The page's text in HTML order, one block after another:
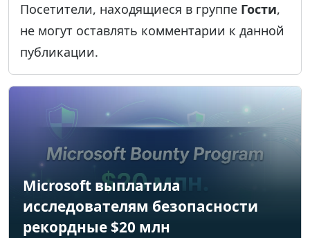
Посетители, находящиеся в группе Гости,
не могут оставлять комментарии к данной
публикации.
Microsoft выплатила
исследователям безопасности
рекордные $20 млн